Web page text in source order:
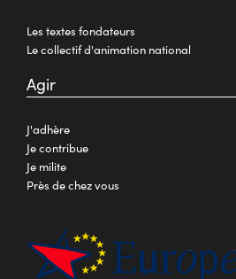
Les textes fondateurs
Le collectif d'animation national
Agir
J'adhère
Je contribue
Je milite
Près de chez vous